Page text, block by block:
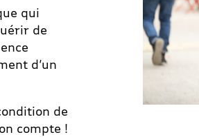
qui
de
d’un
de
compte !